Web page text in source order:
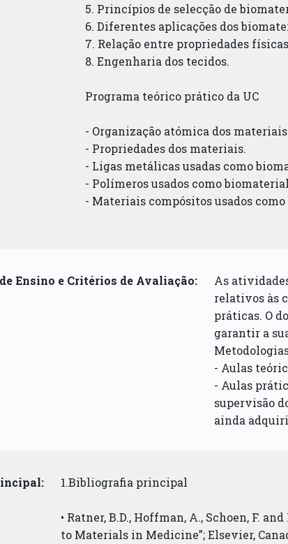
5. Princípios de selecção de
6. Diferentes aplicações dos
7. Relação entre propriedades
8. Engenharia dos tecidos.
Programa teórico prático da UC
- Organização atómica dos materiais
- Propriedades dos materiais.
- Ligas metálicas usadas como
- Polímeros usados como
- Materiais compósitos usados
Ensino e Critérios de Avaliação:
As
relativos às
práticas. O
garantir a
- Aulas
- Aulas
supervisão
ainda
1.Bibliografia principal
• Ratner, B.D., Hoffman, A., Schoen, F.
to Materials in Medicine”; Elsevier,